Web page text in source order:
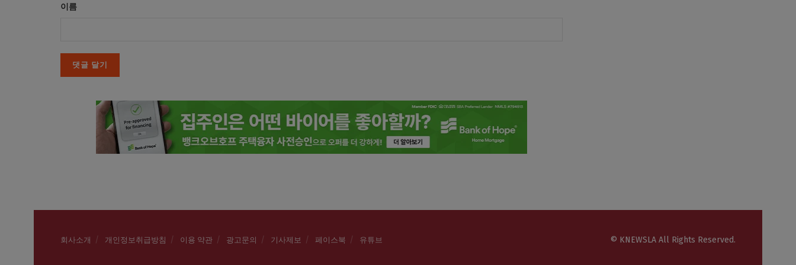
이름
회사소개 개인정보취급방침 이용 약관 광고문의 기사제보 페이스북 유튜브 © KNEWSLA All Rights Reserved.